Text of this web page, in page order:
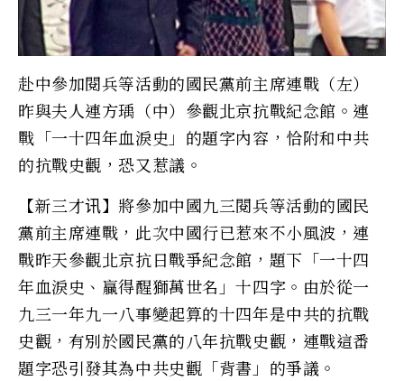
赴中參加閱兵等活動的國民黨前主席連戰（左）
昨與夫人連方瑀（中）參觀北京抗戰紀念館。連
戰「一十四年血淚史」的題字內容，恰附和中共
的抗戰史觀，恐又惹議。
【新三才讯】將參加中國九三閱兵等活動的國民
黨前主席連戰，此次中國行已惹來不小風波，連
戰昨天參觀北京抗日戰爭紀念館，題下「一十四
年血淚史、贏得醒獅萬世名」十四字。由於從一
九三一年九一八事變起算的十四年是中共的抗戰
史觀，有別於國民黨的八年抗戰史觀，連戰這番
題字恐引發其為中共史觀「背書」的爭議。